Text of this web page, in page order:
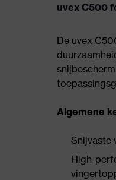
uvex C500
De uvex
Algemene
Snijvaste
High-